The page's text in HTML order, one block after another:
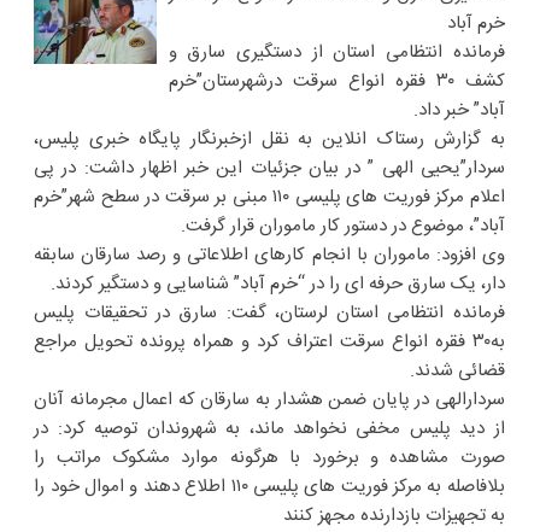
خرم آباد
فرمانده انتظامی استان از دستگیری سارق و
کشف ۳۰ فقره انواع سرقت درشهرستان”خرم
آباد” خبر داد.
به گزارش رستاک انلاین به نقل ازخبرنگار پایگاه خبری پلیس،
سردار”یحیی الهی ” در بیان جزئیات این خبر اظهار داشت: در پی
اعلام مرکز فوریت های پلیسی ۱۱۰ مبنی بر سرقت در سطح شهر”خرم
آباد”، موضوع در دستور کار ماموران قرار گرفت.
وی افزود: ماموران با انجام کارهای اطلاعاتی و رصد سارقان سابقه
دار، یک سارق حرفه ای را در “خرم آباد” شناسایی و دستگیر کردند.
فرمانده انتظامی استان لرستان، گفت: سارق در تحقیقات پلیس
به۳۰ فقره انواع سرقت اعتراف کرد و همراه پرونده تحویل مراجع
قضائی شدند.
سردارالهی در پایان ضمن هشدار به سارقان که اعمال مجرمانه آنان
از دید پلیس مخفی نخواهد ماند، به شهروندان توصیه کرد: در
صورت مشاهده و برخورد با هرگونه موارد مشکوک مراتب را
بلافاصله به مرکز فوریت های پلیسی ۱۱۰ اطلاع دهند و اموال خود را
به تجهیزات بازدارنده مجهز کنند